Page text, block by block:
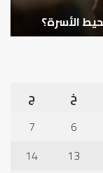
الأسرة؟
خ
ج
6
7
13
14